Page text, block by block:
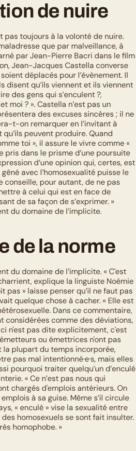
de nuire
pas toujours à la volonté de nuire.
que par malveillance, à
par Jean-Pierre Bacri dans le film
Jean-Jacques Castella converse
déplacés pour l’évènement. Il
disent qu’ils viennent et ils viennent
des gens qui s’enculent ?,
moi ? ». Castella n’est pas un
des excuses sincères ; il ne
t-on remarquer en l’invitant à
peuvent produire. Quand
toi », il assure le vivre comme «
pris dans le prisme d’une poursuite
d’une opinion qui, certes, est
avec l’homosexualité puisse le
conseille, pour autant, de ne pas
à celui qui est en face de
de sa façon de s’exprimer. »
du domaine de l’implicite.
de la norme
du domaine de l’implicite. « C'est
explique la linguiste Noémie
pas » laisse penser qu’il ne faut pas
quelque chose à cacher. « Elle est
Dans ce commentaire,
considérées comme des déviations,
n'est pas dite explicitement, c'est
ou émettrices n'ont pas
la plupart du temps incorporée,
pas mal intentionné·e·s, mais elles
pourquoi traiter quelqu’un d’enculé
« Ce n’est pas nous qui
chargés d'emplois antérieurs. On
à sa guise. Même s’il circule
« enculé » vise la sexualité entre
homosexuels se sont fait insulter.
homophobe. »